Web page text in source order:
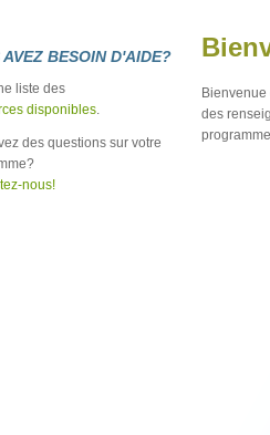
Bienvenue
des
AVEZ BESOIN D'AIDE?
liste des
disponibles.
des questions sur votre
nous!